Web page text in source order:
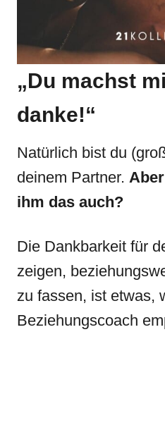
„Du machst
danke!“
Natürlich bist du
deinem Partner.
ihm das auch?
Die Dankbarkeit für
zeigen,
zu fassen, ist etwas,
Beziehungscoach